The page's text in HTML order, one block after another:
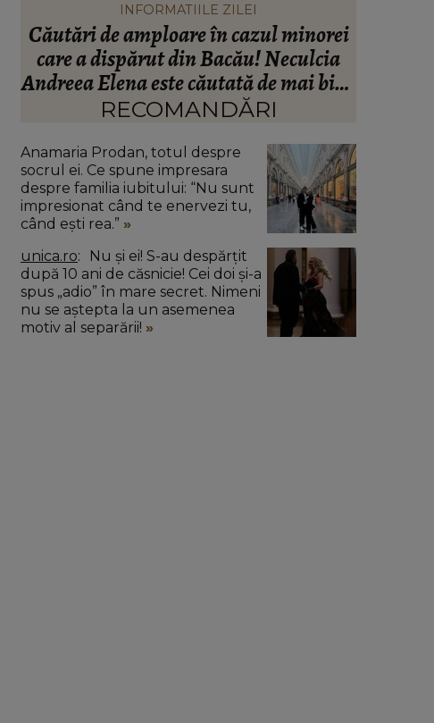
INFORMATIILE ZILEI
Căutări de amploare în cazul minorei
care a dispărut din Bacău! Neculcia
Andreea Elena este căutată de mai bine
de două zile! Un elicopter intervine la
RECOMANDĂRI
Anamaria Prodan, totul despre
socrul ei. Ce spune impresara
despre familia iubitului: “Nu sunt
impresionat când te enervezi tu,
când ești rea.”
unica.ro
după 10 ani de căsnicie! Cei doi și-a
spus „adio” în mare secret. Nimeni
nu se aștepta la un asemenea
motiv al separării!